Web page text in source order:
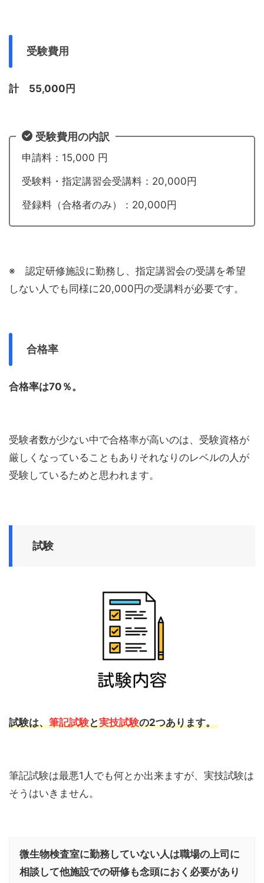
受験費用
計 55,000円
受験費用の内訳
申請料：15,000 円
受験料・指定講習会受講料：20,000円
登録料（合格者のみ）：20,000円
※ 認定研修施設に勤務し、指定講習会の受講を希望
しない人でも同様に20,000円の受講料が必要です。
合格率
合格率は70％。
受験者数が少ない中で合格率が高いのは、受験資格が
厳しくなっていることもありそれなりのレベルの人が
受験しているためと思われます。
試験
試験は、筆記試験と実技試験の2つあります。
筆記試験は最悪1人でも何とか出来ますが、実技試験は
そうはいきません。
微生物検査室に勤務していない人は職場の上司に
相談して他施設での研修も念頭におく必要があり